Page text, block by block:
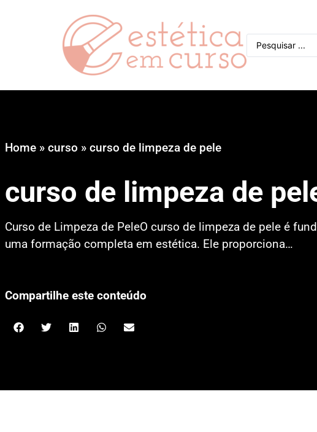
Home » curso » curso de limpeza de pele
curso de limpeza de
Curso de Limpeza de PeleO curso de limpeza de pele é
uma formação completa em estética. Ele proporciona…
Compartilhe este conteúdo